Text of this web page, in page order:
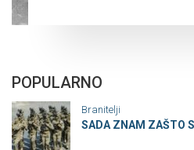
POPULARNO
Branitelji
SADA ZNAM ZAŠTO